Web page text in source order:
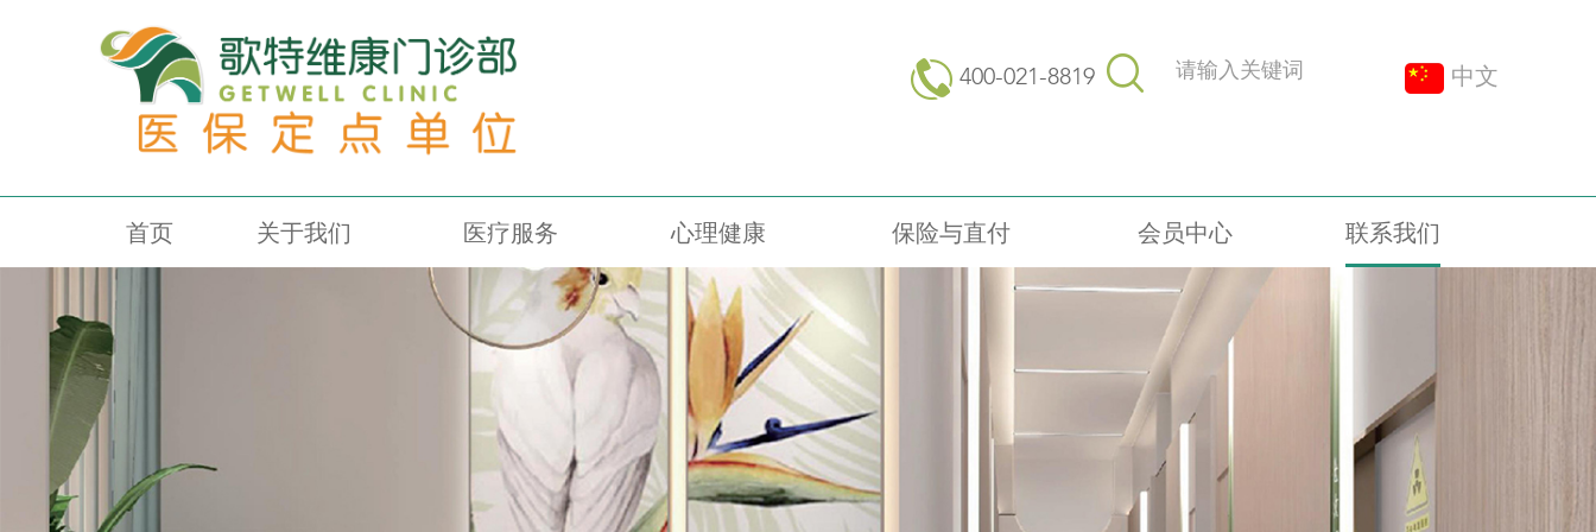
400-021-8819 中文
首页 关于我们 医疗服务 心理健康 保险与直付 会员中心 联系我们